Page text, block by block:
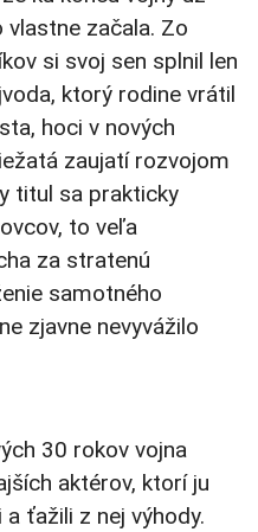
vlastne začala. Zo
si svoj sen splnil len
ktorý rodine vrátil
hoci v nových
zaujatí rozvojom
titul sa prakticky
to veľa
za stratenú
samotného
zjavne nevyvážilo
30 rokov vojna
aktérov, ktorí ju
ťažili z nej výhody.